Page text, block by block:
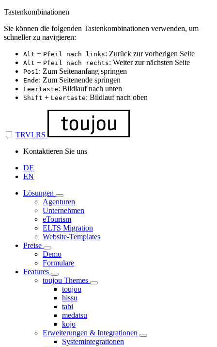
Tastenkombinationen
Sie können die folgenden Tastenkombinationen verwenden, um
schneller zu navigieren:
Alt + Pfeil nach links: Zurück zur vorherigen Seite
Alt + Pfeil nach rechts: Weiter zur nächsten Seite
Pos1: Zum Seitenanfang springen
Ende: Zum Seitenende springen
Leertaste: Bildlauf nach unten
Shift + Leertaste: Bildlauf nach oben
TRVLRS
Kontaktieren Sie uns
DE
EN
Lösungen
Agenturen
Unternehmen
eTourism
ELTS Migration
Website-Templates
Preise
Demo
Formulare
Features
toujou Themes
toujou
hissu
tabi
medatsu
kojo
Erweiterungen & Integrationen
Systemintegrationen